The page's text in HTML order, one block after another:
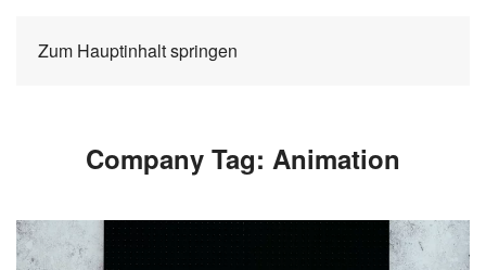
Zum Hauptinhalt springen
Company Tag: Animation